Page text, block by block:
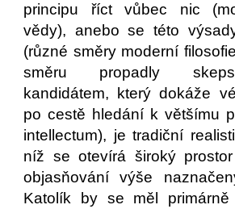
principu říct vůbec nic
vědy), anebo se této
(různé směry moderní
směru propadly
kandidátem, který dokáže
po cestě hledání k většímu
intellectum), je tradiční
níž se otevírá široký
objasňování výše
Katolík by se měl